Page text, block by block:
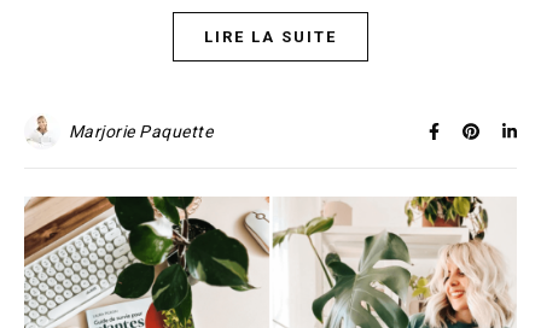
LIRE LA SUITE
Marjorie Paquette